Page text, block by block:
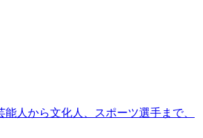
人から文化人、スポーツ選手まで、